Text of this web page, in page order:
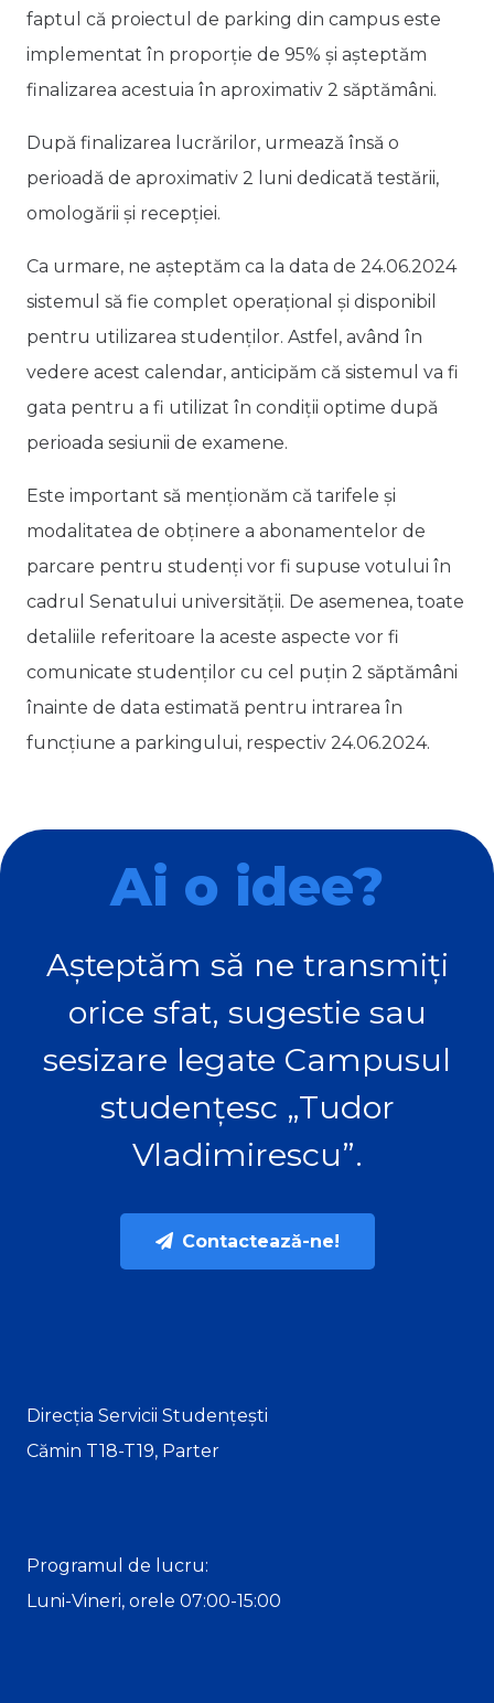
faptul că proiectul de parking din campus este
implementat în proporție de 95% și așteptăm
finalizarea acestuia în aproximativ 2 săptămâni.
După finalizarea lucrărilor, urmează însă o
perioadă de aproximativ 2 luni dedicată testării,
omologării și recepției.
Ca urmare, ne așteptăm ca la data de 24.06.2024
sistemul să fie complet operațional și disponibil
pentru utilizarea studenților. Astfel, având în
vedere acest calendar, anticipăm că sistemul va fi
gata pentru a fi utilizat în condiții optime după
perioada sesiunii de examene.
Este important să menționăm că tarifele și
modalitatea de obținere a abonamentelor de
parcare pentru studenți vor fi supuse votului în
cadrul Senatului universității. De asemenea, toate
detaliile referitoare la aceste aspecte vor fi
comunicate studenților cu cel puțin 2 săptămâni
înainte de data estimată pentru intrarea în
funcțiune a parkingului, respectiv 24.06.2024.
Ai o idee?
Așteptăm să ne transmiți
orice sfat, sugestie sau
sesizare legate Campusul
studențesc „Tudor
Vladimirescu”.
Contactează-ne!
Direcția Servicii Studențești
Cămin T18-T19, Parter
Programul de lucru:
Luni-Vineri, orele 07:00-15:00